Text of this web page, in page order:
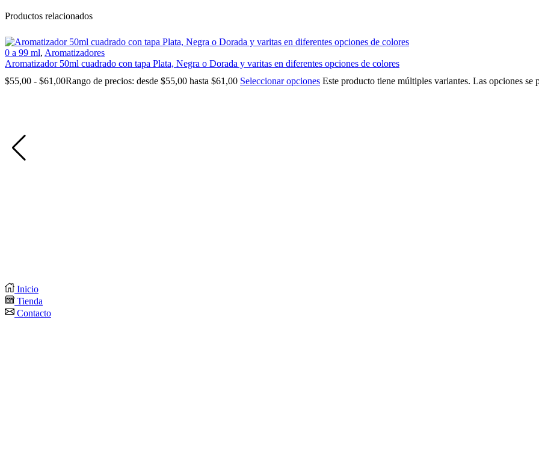
Productos relacionados
0 a 99 ml, Aromatizadores
Aromatizador 50ml cuadrado con tapa Plata, Negra o Dorada y varitas en diferentes opciones de colores
$55,00 - $61,00Rango de precios: desde $55,00 hasta $61,00 Seleccionar opciones Este producto tiene múltiples variantes. Las opciones se
Inicio
Tienda
Contacto